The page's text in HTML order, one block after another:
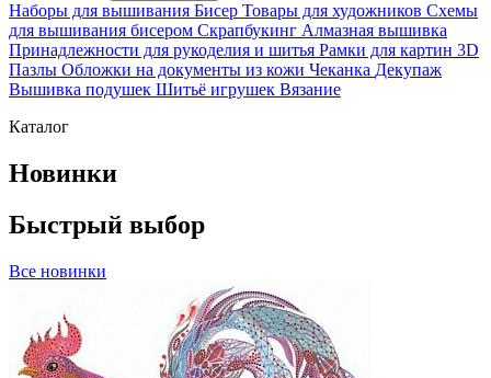
Наборы для вышивания Бисер Товары для художников Схемы
для вышивания бисером Скрапбукинг Алмазная вышивка
Принадлежности для рукоделия и шитья Рамки для картин 3D
Пазлы Обложки на документы из кожи Чеканка Декупаж
Вышивка подушек Шитьё игрушек Вязание
Каталог
Новинки
Быстрый выбор
Все новинки